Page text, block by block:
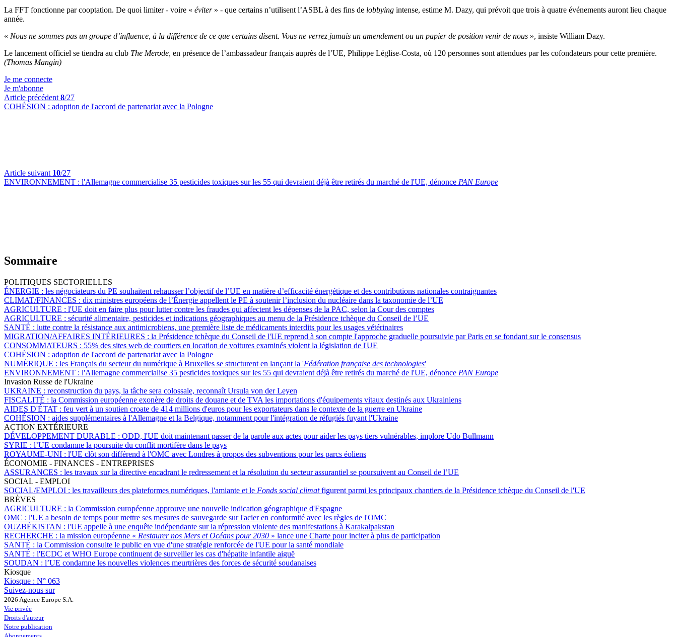
La FFT fonctionne par cooptation. De quoi limiter - voire « éviter » - que certains n’utilisent l’ASBL à des fins de lobbying intense, estime M. Dazy, qui prévoit que trois à quatre événements auront lieu chaque
année.
« Nous ne sommes pas un groupe d’influence, à la différence de ce que certains disent. Vous ne verrez jamais un amendement ou un papier de position venir de nous », insiste William Dazy.
Le lancement officiel se tiendra au club The Merode, en présence de l’ambassadeur français auprès de l’UE, Philippe Léglise-Costa, où 120 personnes sont attendues par les cofondateurs pour cette première.
(Thomas Mangin)
Je me connecte
Je m'abonne
Article précédent 8/27
COHÉSION : adoption de l'accord de partenariat avec la Pologne
Article suivant 10/27
ENVIRONNEMENT : l'Allemagne commercialise 35 pesticides toxiques sur les 55 qui devraient déjà être retirés du marché de l'UE, dénonce PAN Europe
Sommaire
POLITIQUES SECTORIELLES
ÉNERGIE : les négociateurs du PE souhaitent rehausser l’objectif de l’UE en matière d’efficacité énergétique et des contributions nationales contraignantes
CLIMAT/FINANCES : dix ministres européens de l’Énergie appellent le PE à soutenir l’inclusion du nucléaire dans la taxonomie de l’UE
AGRICULTURE : l'UE doit en faire plus pour lutter contre les fraudes qui affectent les dépenses de la PAC, selon la Cour des comptes
AGRICULTURE : sécurité alimentaire, pesticides et indications géographiques au menu de la Présidence tchèque du Conseil de l’UE
SANTÉ : lutte contre la résistance aux antimicrobiens, une première liste de médicaments interdits pour les usages vétérinaires
MIGRATION/AFFAIRES INTÉRIEURES : la Présidence tchèque du Conseil de l'UE reprend à son compte l'approche graduelle poursuivie par Paris en se fondant sur le consensus
CONSOMMATEURS : 55% des sites web de courtiers en location de voitures examinés violent la législation de l'UE
COHÉSION : adoption de l'accord de partenariat avec la Pologne
NUMÉRIQUE : les Français du secteur du numérique à Bruxelles se structurent en lançant la 'Fédération française des technologies'
ENVIRONNEMENT : l'Allemagne commercialise 35 pesticides toxiques sur les 55 qui devraient déjà être retirés du marché de l'UE, dénonce PAN Europe
Invasion Russe de l'Ukraine
UKRAINE : reconstruction du pays, la tâche sera colossale, reconnaît Ursula von der Leyen
FISCALITÉ : la Commission européenne exonère de droits de douane et de TVA les importations d'équipements vitaux destinés aux Ukrainiens
AIDES D'ÉTAT : feu vert à un soutien croate de 414 millions d'euros pour les exportateurs dans le contexte de la guerre en Ukraine
COHÉSION : aides supplémentaires à l'Allemagne et la Belgique, notamment pour l'intégration de réfugiés fuyant l'Ukraine
ACTION EXTÉRIEURE
DÉVELOPPEMENT DURABLE : ODD, l'UE doit maintenant passer de la parole aux actes pour aider les pays tiers vulnérables, implore Udo Bullmann
SYRIE : l’UE condamne la poursuite du conflit mortifère dans le pays
ROYAUME-UNI : l'UE clôt son différend à l'OMC avec Londres à propos des subventions pour les parcs éoliens
ÉCONOMIE - FINANCES - ENTREPRISES
ASSURANCES : les travaux sur la directive encadrant le redressement et la résolution du secteur assurantiel se poursuivent au Conseil de l’UE
SOCIAL - EMPLOI
SOCIAL/EMPLOI : les travailleurs des plateformes numériques, l'amiante et le Fonds social climatfigurent parmi les principaux chantiers de la Présidence tchèque du Conseil de l'UE
BRÈVES
AGRICULTURE : la Commission européenne approuve une nouvelle indication géographique d'Espagne
OMC : l'UE a besoin de temps pour mettre ses mesures de sauvegarde sur l'acier en conformité avec les règles de l'OMC
OUZBÉKISTAN : l'UE appelle à une enquête indépendante sur la répression violente des manifestations à Karakalpakstan
RECHERCHE : la mission européenne « Restaurer nos Mers et Océans pour 2030 » lance une Charte pour inciter à plus de participation
SANTÉ : la Commission consulte le public en vue d'une stratégie renforcée de l'UE pour la santé mondiale
SANTÉ : l'ECDC et WHO Europe continuent de surveiller les cas d'hépatite infantile aiguë
SOUDAN : l’UE condamne les nouvelles violences meurtrières des forces de sécurité soudanaises
Kiosque
Kiosque : N° 063
Suivez-nous sur
2026 Agence Europe S.A.
Vie privée
Droits d'auteur
Notre publication